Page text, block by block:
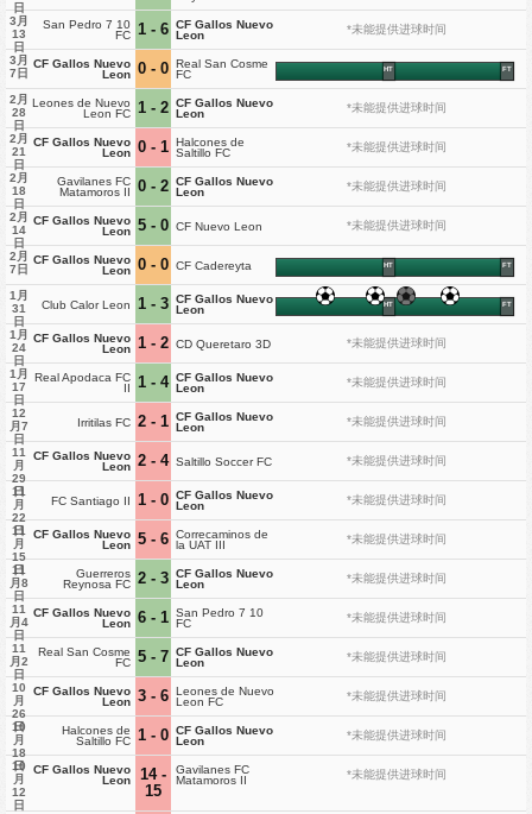
日
3月
13
日
San Pedro 7 10
FC 1 - 6 CF Gallos Nuevo
Leon
*未能提供进球时间
3月
7日
CF Gallos Nuevo
Leon 0 - 0 Real San Cosme
FC
HT FT
2月
28
日
Leones de Nuevo
Leon FC 1 - 2 CF Gallos Nuevo
Leon
*未能提供进球时间
2月
21
日
CF Gallos Nuevo
Leon 0 - 1 Halcones de
Saltillo FC
*未能提供进球时间
2月
18
日
Gavilanes FC
Matamoros II
0 - 2 CF Gallos Nuevo
Leon
*未能提供进球时间
2月
14
日
CF Gallos Nuevo
Leon 5 - 0 CF Nuevo Leon *未能提供进球时间
2月
7日
CF Gallos Nuevo
Leon 0 - 0 CF Cadereyta HT FT
1月
31
日
Club Calor Leon 1 - 3 CF Gallos Nuevo
Leon
HT FT
1月
24
日
CF Gallos Nuevo
Leon 1 - 2 CD Queretaro 3D *未能提供进球时间
1月
17
日
Real Apodaca FC
II
1 - 4 CF Gallos Nuevo
Leon
*未能提供进球时间
12
月7
日
Irritilas FC 2 - 1 CF Gallos Nuevo
Leon
*未能提供进球时间
11
月
29
日
CF Gallos Nuevo
Leon 2 - 4 Saltillo Soccer FC *未能提供进球时间
11
月
22
日
FC Santiago II 1 - 0 CF Gallos Nuevo
Leon
*未能提供进球时间
11
月
15
日
CF Gallos Nuevo
Leon 5 - 6 Correcaminos de
la UAT III
*未能提供进球时间
11
月8
日
Guerreros
Reynosa FC 2 - 3 CF Gallos Nuevo
Leon
*未能提供进球时间
11
月4
日
CF Gallos Nuevo
Leon 6 - 1 San Pedro 7 10
FC
*未能提供进球时间
11
月2
日
Real San Cosme
FC 5 - 7 CF Gallos Nuevo
Leon
*未能提供进球时间
10
月
26
日
CF Gallos Nuevo
Leon 3 - 6 Leones de Nuevo
Leon FC
*未能提供进球时间
10
月
18
日
Halcones de
Saltillo FC 1 - 0 CF Gallos Nuevo
Leon
*未能提供进球时间
10
月
12
日
CF Gallos Nuevo
Leon
14 -
15
Gavilanes FC
Matamoros II
*未能提供进球时间